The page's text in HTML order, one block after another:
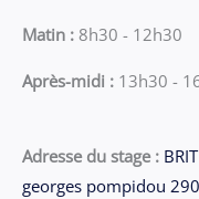
Matin : 8h30 - 12h30
Après-midi : 13h30 -
Adresse du stage :
georges pompidou